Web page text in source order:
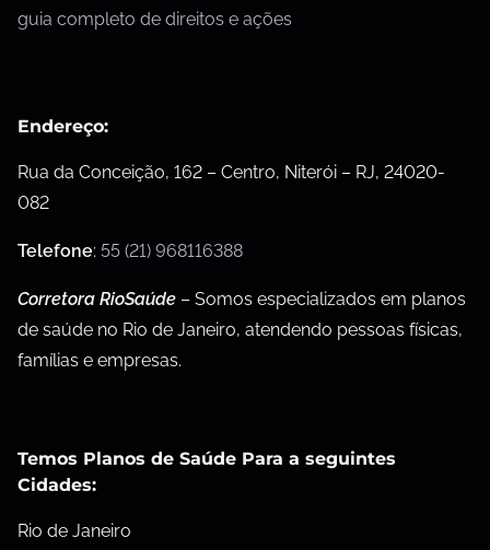
guia completo de direitos e ações
Endereço:
Rua da Conceição, 162 – Centro, Niterói – RJ, 24020-
082
Telefone: 55 (21) 968116388
Corretora RioSaúde – Somos especializados em planos
de saúde no Rio de Janeiro, atendendo pessoas físicas,
famílias e empresas.
Temos Planos de Saúde Para a seguintes
Cidades:
Rio de Janeiro